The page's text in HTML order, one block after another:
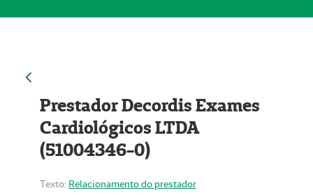
Prestador Decordis Exames
Cardiológicos LTDA
(51004346-0)
Texto: Relacionamento do prestador